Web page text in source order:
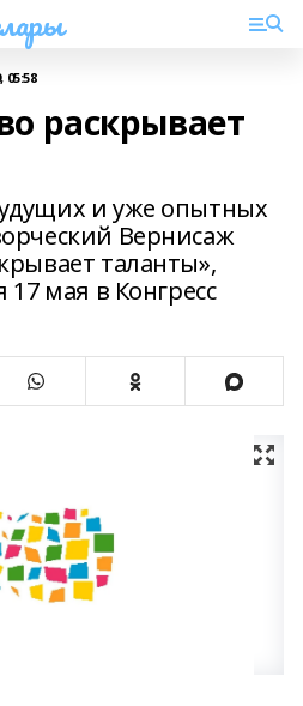
05:58
раскрывает
и уже опытных
Вернисаж
таланты»,
17 мая в Конгресс